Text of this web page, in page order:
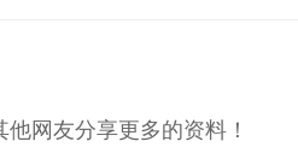
网友分享更多的资料！